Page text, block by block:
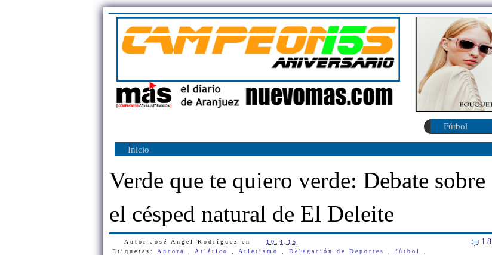
Fútbol
Inicio
Verde que te quiero verde: Debate sobre
el césped natural de El Deleite
Autor José Angel Rodríguez en 10.4.15 18
Etiquetas: Ancora Atlético Atletismo Delegación de Deportes fútbol